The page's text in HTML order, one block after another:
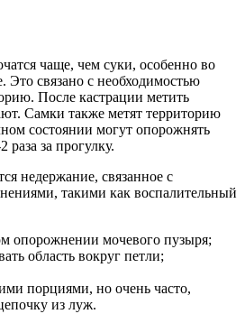
чаще, чем суки, особенно во
Это связано с необходимостью
После кастрации метить
Самки также метят территорию
состоянии могут опорожнять
раза за прогулку.
недержание, связанное с
такими как воспалительный
опорожнении мочевого пузыря;
область вокруг петли;
порциями, но очень часто,
из луж.